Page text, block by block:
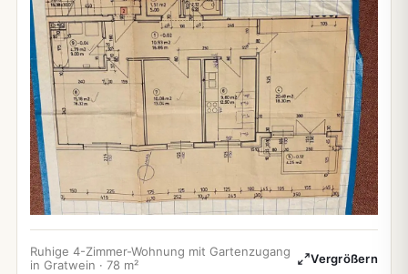
Ruhige 4-Zimmer-Wohnung mit Gartenzugang
in Gratwein · 78 m²
Vergrößern